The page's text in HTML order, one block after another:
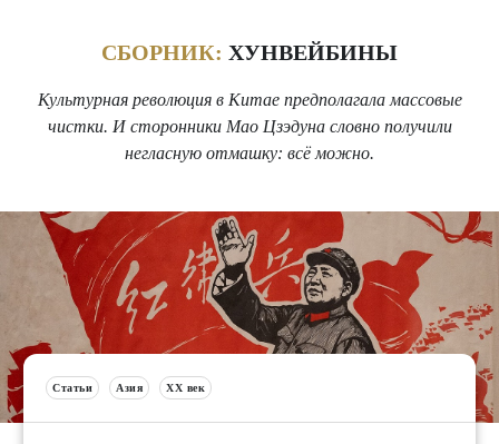
СБОРНИК: ХУНВЕЙБИНЫ
Культурная революция в Китае предполагала массовые
чистки. И сторонники Мао Цзэдуна словно получили
негласную отмашку: всё можно.
Статьи Азия XX век